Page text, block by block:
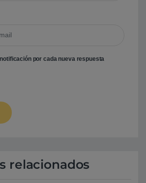
por cada nueva respuesta
relacionados